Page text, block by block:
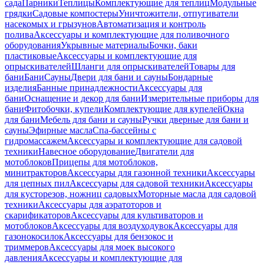
садаПарникиТеплицыКомплектующие для теплицМодульные
грядкиСадовые компостерыУничтожители, отпугиватели
насекомых и грызуновАвтоматизация и контроль
поливаАксессуары и комплектующие для поливочного
оборудованияУкрывные материалыБочки, баки
пластиковыеАксессуары и комплектующие для
опрыскивателейШланги для опрыскивателейТовары для
баниБаниСауныДвери для бани и сауныБондарные
изделияБанные принадлежностиАксессуары для
баниОснащение и декор для баниИзмерительные приборы для
баниФитобочки, купелиКомплектующие для купелейОкна
для баниМебель для бани и сауныРучки дверные для бани и
сауныЭфирные маслаСпа-бассейны с
гидромассажемАксессуары и комплектующие для садовой
техникиНавесное оборудованиеДвигатели для
мотоблоковПрицепы для мотоблоков,
минитракторовАксессуары для газонной техникиАксессуары
для цепных пилАксессуары для садовой техникиАксессуары
для кусторезов, ножниц садовыхМоторные масла для садовой
техникиАксессуары для аэратоторов и
скарификаторовАксессуары для культиваторов и
мотоблоковАксессуары для воздуходувокАксессуары для
газонокосилокАксессуары для бензокос и
триммеровАксессуары для моек высокого
давленияАксессуары и комплектующие для